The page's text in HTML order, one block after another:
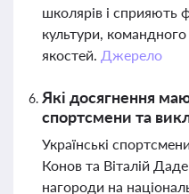
школярів і сприяють
культури,
якостей. Джерело
Які досягнення
спортсмени та
Українські
Конов та Віталій
нагороди на